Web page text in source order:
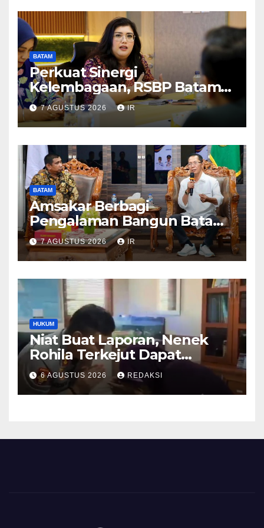
BATAM
Perkuat Sinergi
Kelembagaan, RSBP Batam
dan BPOM Pastikan
Pelayanan dan Ketersediaan
Obat Aman
7 AGUSTUS 2026 IR
BATAM
Amsakar Berbagi
Pengalaman Bangun Batam,
DPRD Dumai Dalami
Pendidikan hingga Investasi
7 AGUSTUS 2026 IR
HUKUM
Niat Buat Laporan, Nenek
Rohila Terkejut Dapat
Bantuan dari Kabid Propam
Kombes Pol Eddwi
6 AGUSTUS 2026 REDAKSI